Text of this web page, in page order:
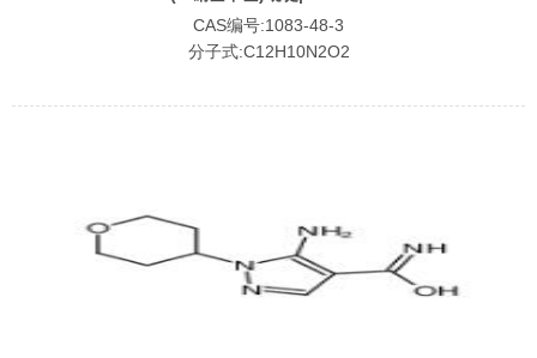
CAS编号:1083-48-3
分子式:C12H10N2O2